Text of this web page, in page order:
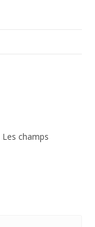
Les champs